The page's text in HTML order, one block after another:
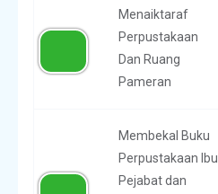
Menaiktaraf
Perpustakaan
Dan Ruang
Pameran
Membekal Buku
Perpustakaan Ibu
Pejabat dan